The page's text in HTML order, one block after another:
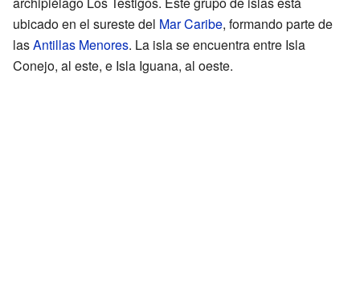
ubicado en el sureste del Mar Caribe, formando parte de
lasAntillas Menores. La isla se encuentra entre Isla
Conejo, al este, e Isla Iguana, al oeste.